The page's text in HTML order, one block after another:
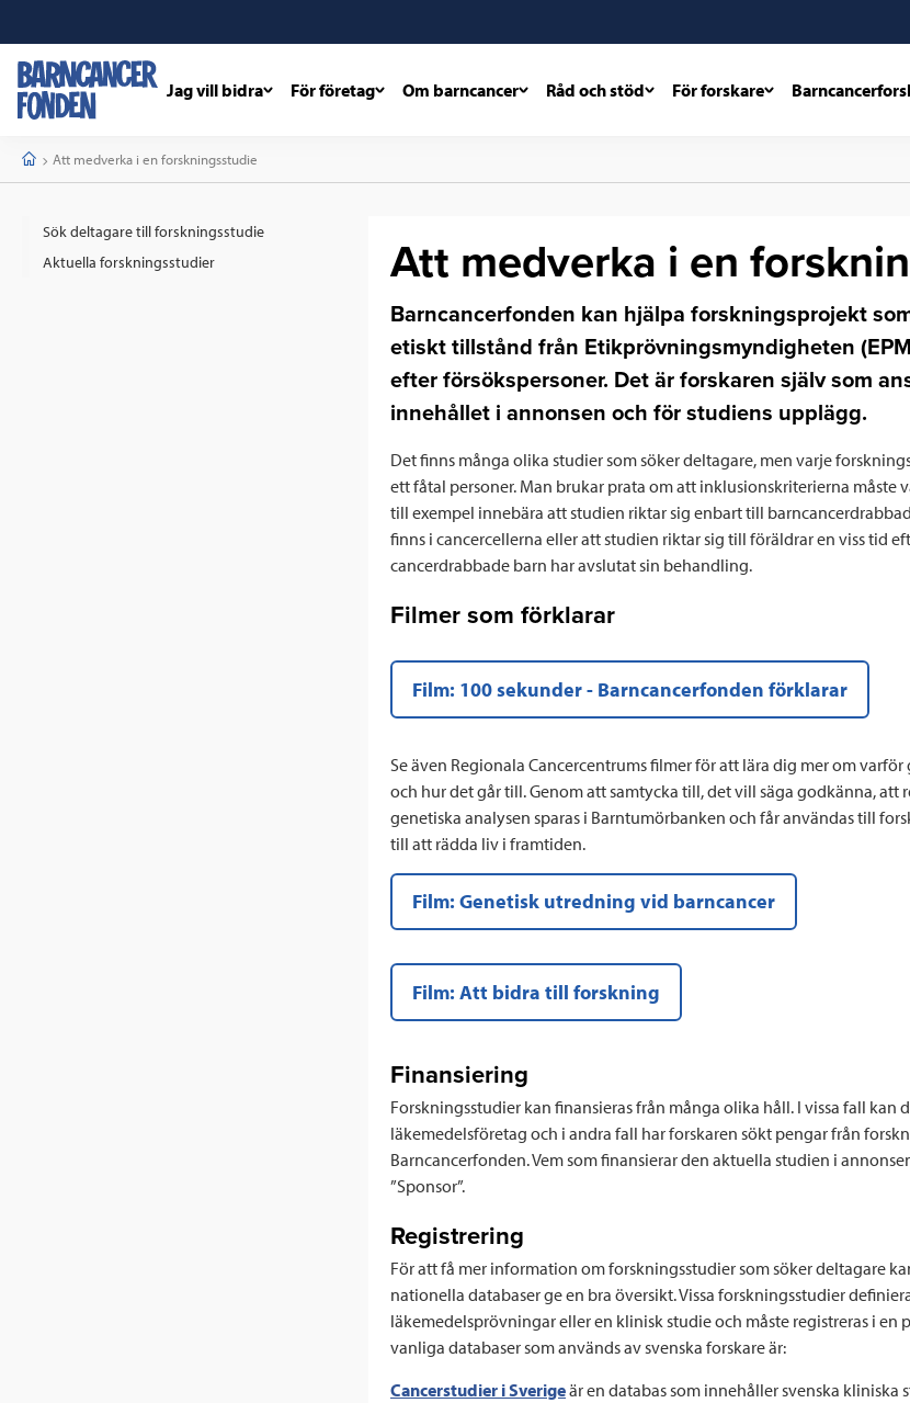
Jag vill bidra För företag Om barncancer Råd och stöd För forskare
StartCurrent:
Att medverka i en forskningsstudie
Sök deltagare till forskningsstudie
Aktuella forskningsstudier
Att medverka i en
Barncancerfonden kan hjälpa forskningsprojekt
etiskt tillstånd från Etikprövningsmyndigheten
efter försökspersoner. Det är forskaren själv som
innehållet i annonsen och för studiens upplägg.
Det finns många olika studier som söker deltagare, men varje
ett fåtal personer. Man brukar prata om att inklusionskriterierna måste
till exempel innebära att studien riktar sig enbart till
finns i cancercellerna eller att studien riktar sig till föräldrar en viss tid
cancerdrabbade barn har avslutat sin behandling.
Filmer som förklarar
Film: 100 sekunder - Barncancerfonden förklarar
Se även Regionala Cancercentrums filmer för att lära dig mer om
och hur det går till. Genom att samtycka till, det vill säga godkänna, att
genetiska analysen sparas i Barntumörbanken och får användas till
till att rädda liv i framtiden.
Film: Genetisk utredning vid barncancer
Film: Att bidra till forskning
Finansiering
Forskningsstudier kan finansieras från många olika håll. I vissa fall kan
läkemedelsföretag och i andra fall har forskaren sökt pengar från
Barncancerfonden. Vem som finansierar den aktuella studien i
”Sponsor”.
Registrering
För att få mer information om forskningsstudier som söker deltagare
nationella databaser ge en bra översikt. Vissa forskningsstudier
läkemedelsprövningar eller en klinisk studie och måste registreras i en
vanliga databaser som används av svenska forskare är:
Cancerstudier i Sverigeär en databas som innehåller svenska kliniska